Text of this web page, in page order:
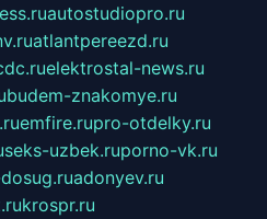
autostudiopro.ru
atlantpereezd.ru
elektrostal-news.ru
budem-znakomye.ru
emfire.rupro-otdelky.ru
seks-uzbek.ruporno-vk.ru
adonyev.ru
krospr.ru